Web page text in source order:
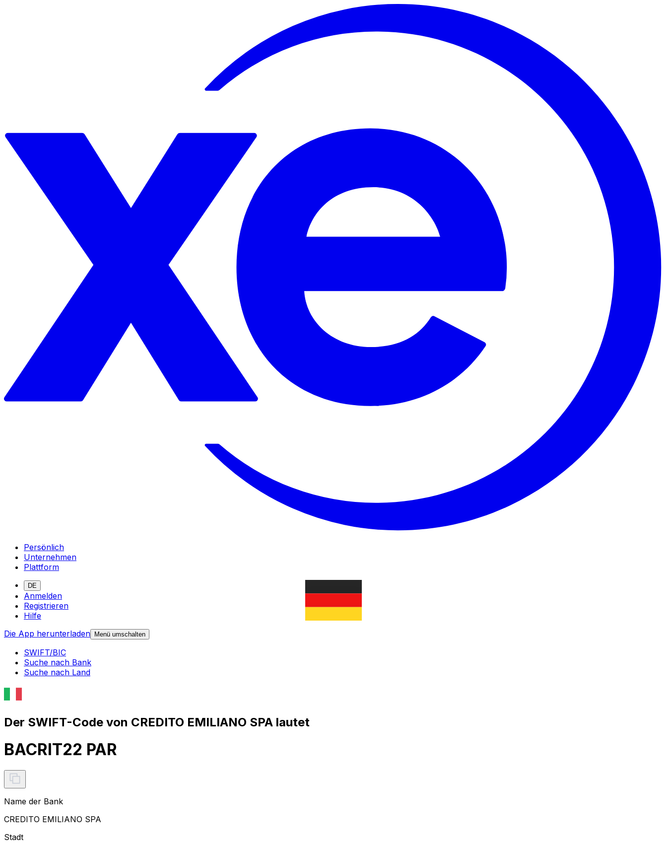
Persönlich
Unternehmen
Plattform
DE
Anmelden
Registrieren
Hilfe
Die App herunterladen Menü umschalten
SWIFT/BIC
Suche nach Bank
Suche nach Land
Der SWIFT-Code von CREDITO EMILIANO SPA lautet
BACRIT22 PAR
Name der Bank
CREDITO EMILIANO SPA
Stadt